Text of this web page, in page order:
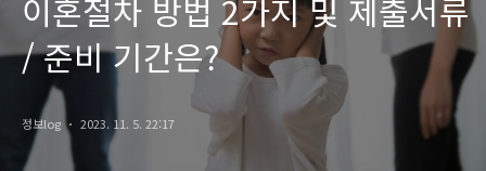
이혼절차 방법 2가지 및 제출서류
/ 준비 기간은?
정보log 2023. 11. 5. 22:17